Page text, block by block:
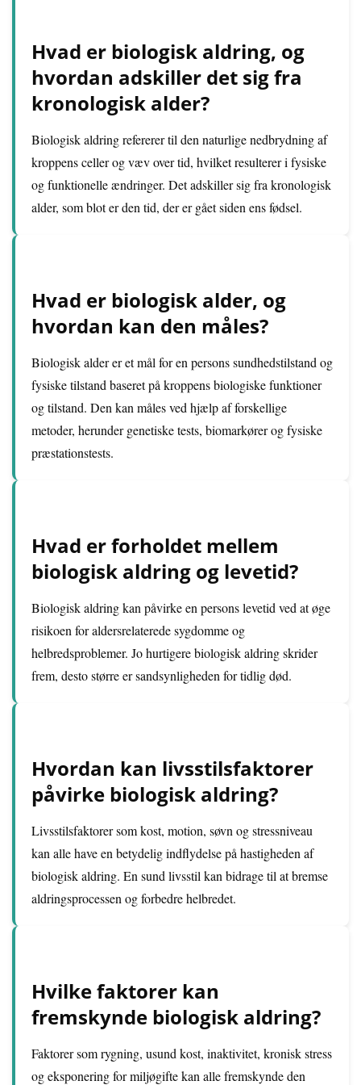
Hvad er biologisk aldring, og
hvordan adskiller det sig fra
kronologisk alder?
Biologisk aldring refererer til den naturlige nedbrydning af
kroppens celler og væv over tid, hvilket resulterer i fysiske
og funktionelle ændringer. Det adskiller sig fra kronologisk
alder, som blot er den tid, der er gået siden ens fødsel.
Hvad er biologisk alder, og
hvordan kan den måles?
Biologisk alder er et mål for en persons sundhedstilstand og
fysiske tilstand baseret på kroppens biologiske funktioner
og tilstand. Den kan måles ved hjælp af forskellige
metoder, herunder genetiske tests, biomarkører og fysiske
præstationstests.
Hvad er forholdet mellem
biologisk aldring og levetid?
Biologisk aldring kan påvirke en persons levetid ved at øge
risikoen for aldersrelaterede sygdomme og
helbredsproblemer. Jo hurtigere biologisk aldring skrider
frem, desto større er sandsynligheden for tidlig død.
Hvordan kan livsstilsfaktorer
påvirke biologisk aldring?
Livsstilsfaktorer som kost, motion, søvn og stressniveau
kan alle have en betydelig indflydelse på hastigheden af
biologisk aldring. En sund livsstil kan bidrage til at bremse
aldringsprocessen og forbedre helbredet.
Hvilke faktorer kan
fremskynde biologisk aldring?
Faktorer som rygning, usund kost, inaktivitet, kronisk stress
og eksponering for miljøgifte kan alle fremskynde den